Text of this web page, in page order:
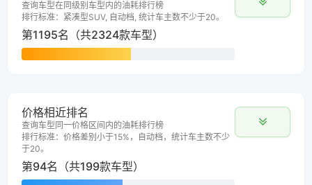
查询车型在同级别车型内的油耗排行榜
排行标准：紧凑型SUV, 自动档, 统计车主数不少于20。
第1195名（共2324款车型）
价格相近排名
查询车型同一价格区间内的油耗排行榜
排行标准：价格差别小于15%，自动档，统计车主数不少
于20。
第94名（共199款车型）